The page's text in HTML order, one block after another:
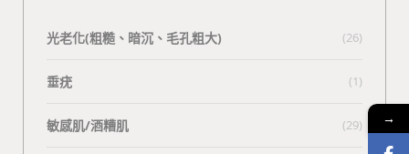
光老化(粗糙、暗沉、毛孔粗大) (26)
垂疣 (1)
敏感肌/酒糟肌 (29) →